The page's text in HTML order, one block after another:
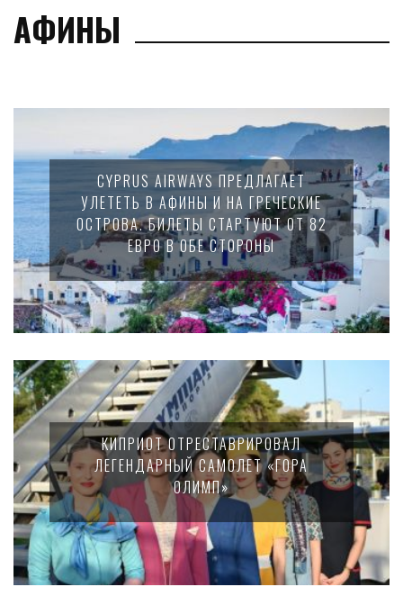
АФИНЫ
CYPRUS AIRWAYS ПРЕДЛАГАЕТ
УЛЕТЕТЬ В АФИНЫ И НА ГРЕЧЕСКИЕ
ОСТРОВА. БИЛЕТЫ СТАРТУЮТ ОТ 82
ЕВРО В ОБЕ СТОРОНЫ
КИПРИОТ ОТРЕСТАВРИРОВАЛ
ЛЕГЕНДАРНЫЙ САМОЛЕТ «ГОРА
ОЛИМП»